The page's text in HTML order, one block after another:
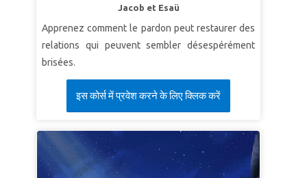
ne suis pas un homme qui ait la parole facile …
Puis le Seigneur a demandé à Moïse: «Qui a fait la
Seigneur ? Va donc! Je serai avec ta bouche et
avec sa bouche, et je vous enseignerai ce que
LEÇON 3: DIEU RACHÈTE
Supervérité: Dieu va me racheter.
Jacob et Esaü
Apprenez comment le pardon peut restaurer des
relations qui peuvent sembler désespérément
brisées.
इस कोर्स में प्रवेश करने के लिए क्लिक करें